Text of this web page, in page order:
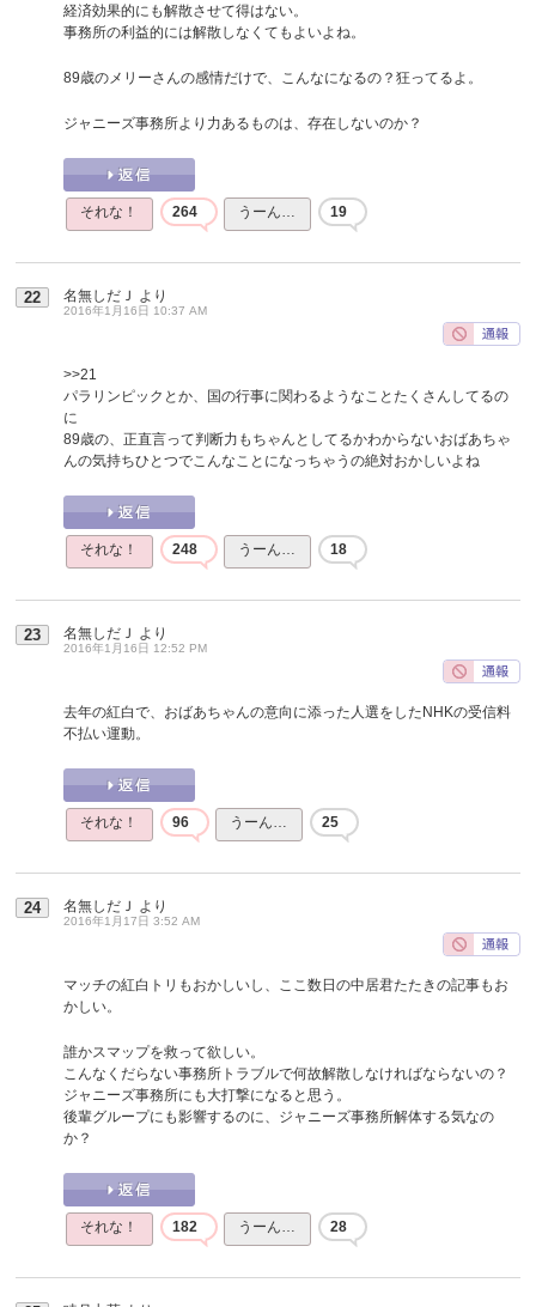
経済効果的にも解散させて得はない。
事務所の利益的には解散しなくてもよいよね。
89歳のメリーさんの感情だけで、こんなになるの？狂ってるよ。
ジャニーズ事務所より力あるものは、存在しないのか？
それな！ 264 うーん… 19
22 名無しだＪ より
2016年1月16日 10:37 AM
>>21
パラリンピックとか、国の行事に関わるようなことたくさんしてるの
に
89歳の、正直言って判断力もちゃんとしてるかわからないおばあちゃ
んの気持ちひとつでこんなことになっちゃうの絶対おかしいよね
それな！ 248 うーん… 18
23 名無しだＪ より
2016年1月16日 12:52 PM
去年の紅白で、おばあちゃんの意向に添った人選をしたNHKの受信料
不払い運動。
それな！ 96 うーん… 25
24 名無しだＪ より
2016年1月17日 3:52 AM
マッチの紅白トリもおかしいし、ここ数日の中居君たたきの記事もお
かしい。
誰かスマップを救って欲しい。
こんなくだらない事務所トラブルで何故解散しなければならないの？
ジャニーズ事務所にも大打撃になると思う。
後輩グループにも影響するのに、ジャニーズ事務所解体する気なの
か？
それな！ 182 うーん… 28